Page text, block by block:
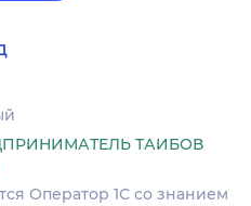
ТАИБОВ
Оператор 1С со знанием